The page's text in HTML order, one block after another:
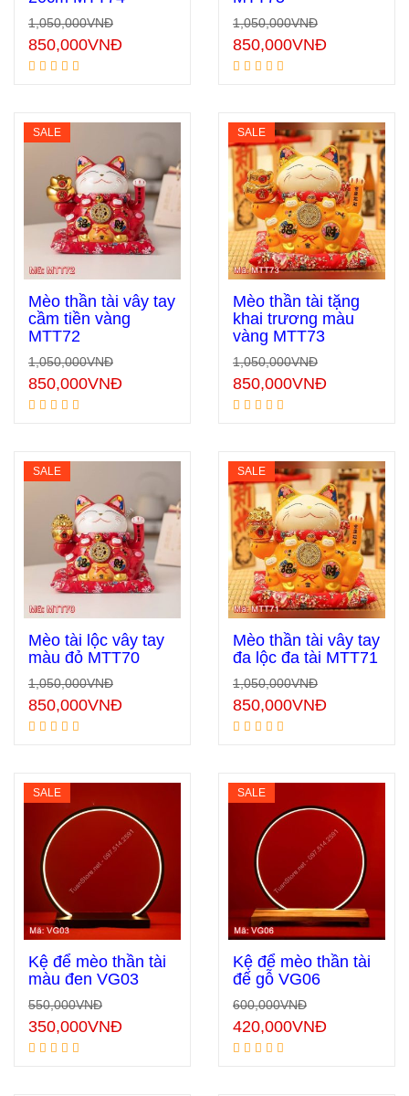
1,050,000VNĐ
850,000VNĐ
1,050,000VNĐ
850,000VNĐ
SALE
Thêm vào giỏ hàng
Mèo thần tài tặng
khai trương màu
vàng MTT73
1,050,000VNĐ
850,000VNĐ
SALE
Mèo thần tài vẫy tay
cầm tiền vàng
MTT72
1,050,000VNĐ
850,000VNĐ
SALE
Thêm vào giỏ hàng
Mèo thần tài vẫy tay
đa lộc đa tài MTT71
1,050,000VNĐ
850,000VNĐ
SALE
Thêm vào giỏ hàng
Mèo tài lộc vẫy tay
màu đỏ MTT70
1,050,000VNĐ
850,000VNĐ
SALE
Thêm vào giỏ hàng
Kệ để mèo thần tài
đế gỗ VG06
600,000VNĐ
420,000VNĐ
SALE
Thêm vào giỏ hàng
Kệ để mèo thần tài
màu đen VG03
550,000VNĐ
350,000VNĐ